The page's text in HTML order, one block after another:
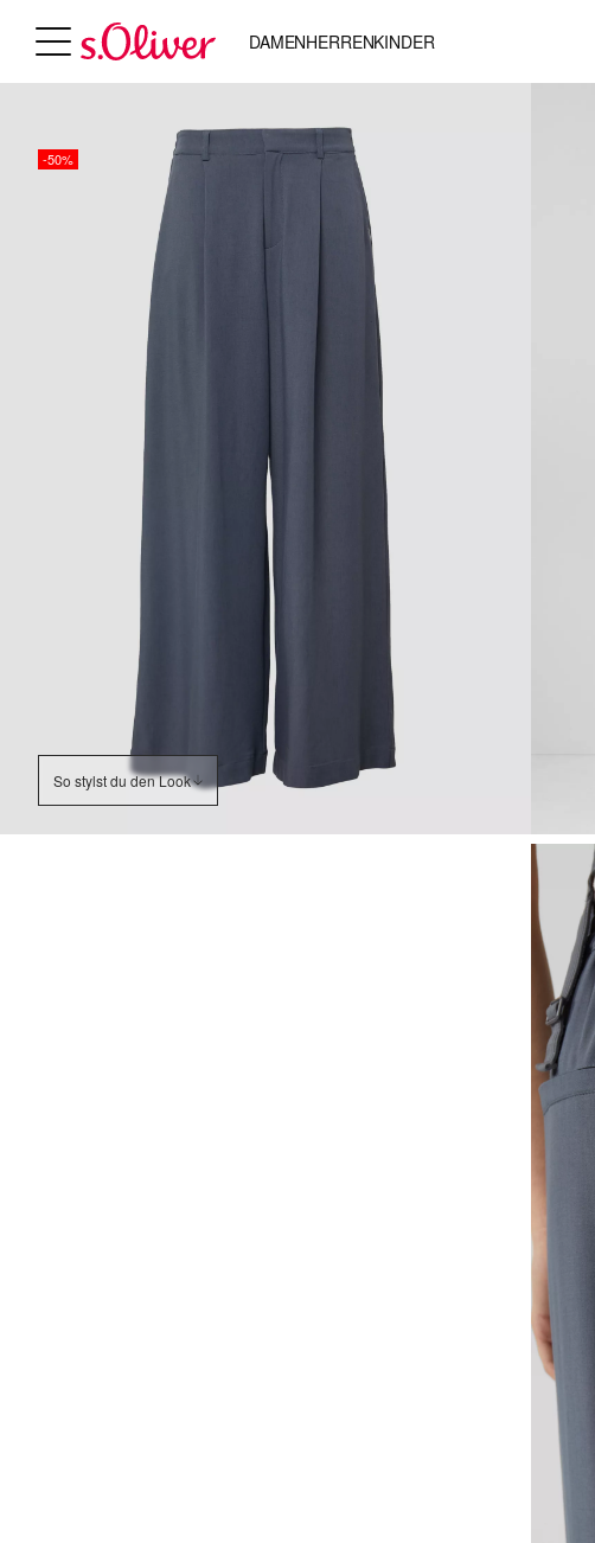
DAMENHERRENKINDER
-50%
So stylst du den Look